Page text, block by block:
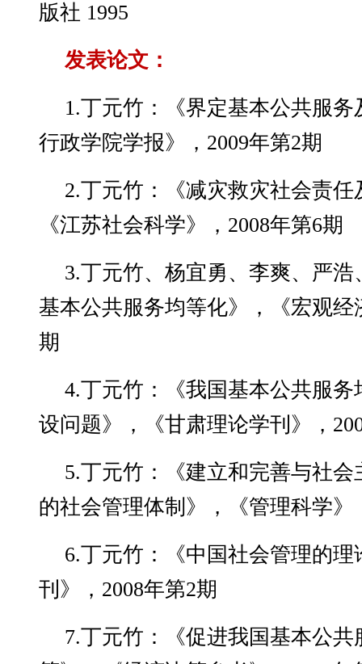
版社 1995
发表论文：
1.丁元竹：《界定基本公共服
行政学院学报》，2009年第2期
2.丁元竹：《减灾救灾社会责
《江苏社会科学》，2008年第6期
3.丁元竹、杨宜勇、李爽、严
基本公共服务均等化》，《宏观经
期
4.丁元竹：《我国基本公共服
设问题》，《甘肃理论学刊》，
5.丁元竹：《建立和完善与社
的社会管理体制》，《管理科学》
6.丁元竹：《中国社会管理的
刊》，2008年第2期
7.丁元竹：《促进我国基本公